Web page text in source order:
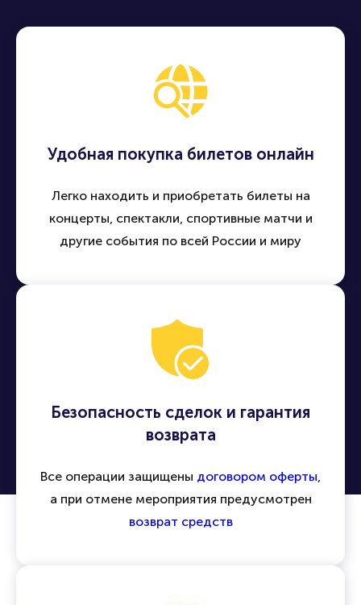
Удобная покупка билетов онлайн
Легко находить и приобретать билеты на
концерты, спектакли, спортивные матчи и
другие события по всей России и миру
Безопасность сделок и гарантия
возврата
Все операции защищены договором оферты,
а при отмене мероприятия предусмотрен
возврат средств